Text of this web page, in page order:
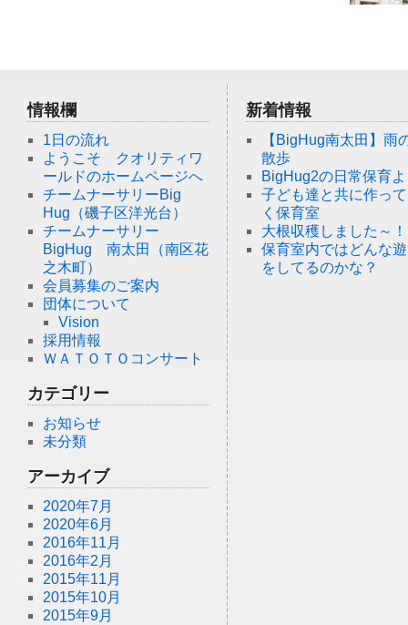
情報欄
1日の流れ
ようこそ クオリティワ
ールドのホームページへ
チームナーサリーBig
Hug（磯子区洋光台）
チームナーサリー
BigHug 南太田（南区花
之木町）
会員募集のご案内
団体について
Vision
採用情報
ＷＡＴＯＴＯコンサート
カテゴリー
お知らせ
未分類
アーカイブ
2020年7月
2020年6月
2016年11月
2016年2月
2015年11月
2015年10月
2015年9月
新着情報
【BigHug南太田】雨
散歩
BigHug2の日常保育
子ども達と共に作っ
く保育室
大根収穫しました～
保育室内ではどんな
をしてるのかな？